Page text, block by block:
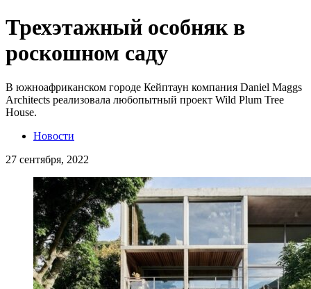
Трехэтажный особняк в
роскошном саду
В южноафриканском городе Кейптаун компания Daniel Maggs
Architects реализовала любопытный проект Wild Plum Tree
House.
Новости
27 сентября, 2022